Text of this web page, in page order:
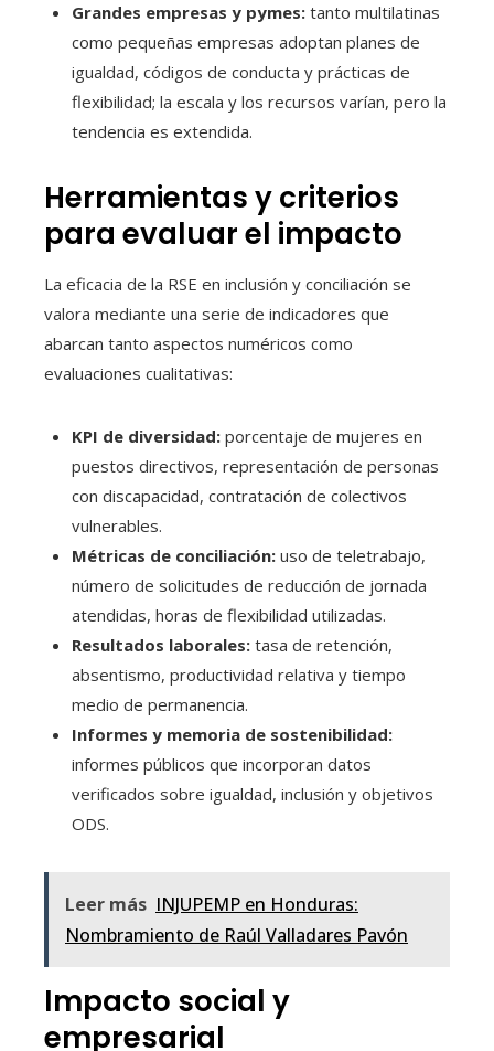
Grandes empresas y pymes: tanto multilatinas
como pequeñas empresas adoptan planes de
igualdad, códigos de conducta y prácticas de
flexibilidad; la escala y los recursos varían, pero la
tendencia es extendida.
Herramientas y criterios
para evaluar el impacto
La eficacia de la RSE en inclusión y conciliación se
valora mediante una serie de indicadores que
abarcan tanto aspectos numéricos como
evaluaciones cualitativas:
KPI de diversidad: porcentaje de mujeres en
puestos directivos, representación de personas
con discapacidad, contratación de colectivos
vulnerables.
Métricas de conciliación: uso de teletrabajo,
número de solicitudes de reducción de jornada
atendidas, horas de flexibilidad utilizadas.
Resultados laborales: tasa de retención,
absentismo, productividad relativa y tiempo
medio de permanencia.
Informes y memoria de sostenibilidad:
informes públicos que incorporan datos
verificados sobre igualdad, inclusión y objetivos
ODS.
Leer más INJUPEMP en Honduras:
Nombramiento de Raúl Valladares Pavón
Impacto social y
empresarial